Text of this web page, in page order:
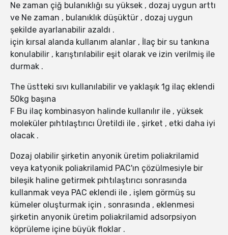
Ne zaman çiğ bulanıklığı su yüksek , dozaj uygun arttı
ve Ne zaman , bulanıklık düşüktür , dozaj uygun
şekilde ayarlanabilir azaldı .
için kırsal alanda kullanım alanlar , İlaç bir su tankına
konulabilir , karıştırılabilir eşit olarak ve izin verilmiş ile
durmak .
The üstteki sıvı kullanılabilir ve yaklaşık 1g ilaç eklendi
50kg başına
F Bu ilaç kombinasyon halinde kullanılır ile , yüksek
moleküler pıhtılaştırıcı Üretildi ile , şirket , etki daha iyi
olacak .
Dozaj olabilir şirketin anyonik üretim poliakrilamid
veya katyonik poliakrilamid PAC'ın çözülmesiyle bir
bileşik haline getirmek pıhtılaştırıcı sonrasında
kullanmak veya PAC eklendi ile , işlem görmüş su
kümeler oluşturmak için , sonrasında , eklenmesi
şirketin anyonik üretim poliakrilamid adsorpsiyon
köprüleme içine büyük floklar .